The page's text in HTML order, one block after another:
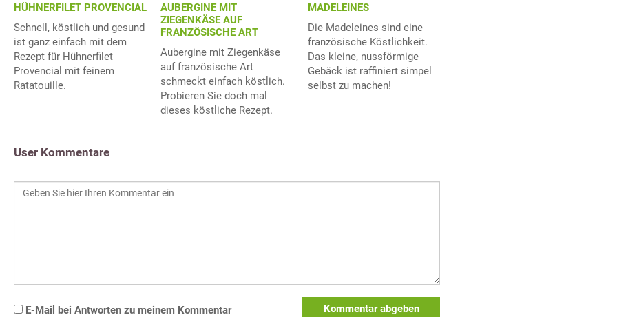
HÜHNERFILET PROVENCIAL
Schnell, köstlich und gesund
ist ganz einfach mit dem
Rezept für Hühnerfilet
Provencial mit feinem
Ratatouille.
AUBERGINE MIT
ZIEGENKÄSE AUF
FRANZÖSISCHE ART
Aubergine mit Ziegenkäse
auf französische Art
schmeckt einfach köstlich.
Probieren Sie doch mal
dieses köstliche Rezept.
MADELEINES
Die Madeleines sind eine
französische Köstlichkeit.
Das kleine, nussförmige
Gebäck ist raffiniert simpel
selbst zu machen!
User Kommentare
E-Mail bei Antworten zu meinem Kommentar Kommentar abgeben